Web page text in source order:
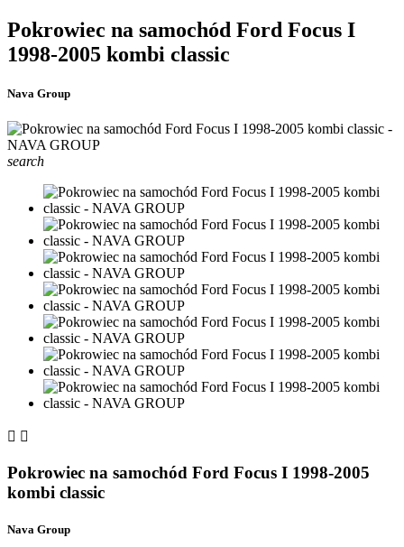
Pokrowiec na samochód Ford Focus I
1998-2005 kombi classic
Nava Group
search
 
Pokrowiec na samochód Ford Focus I 1998-2005
kombi classic
Nava Group